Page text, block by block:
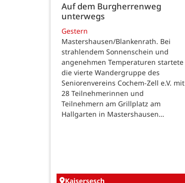
Auf dem Burgherrenweg
unterwegs
Gestern
Mastershausen/Blankenrath. Bei
strahlendem Sonnenschein und
angenehmen Temperaturen startete
die vierte Wandergruppe des
Seniorenvereins Cochem-Zell e.V. mit
28 Teilnehmerinnen und
Teilnehmern am Grillplatz am
Hallgarten in Mastershausen…
Kaisersesch